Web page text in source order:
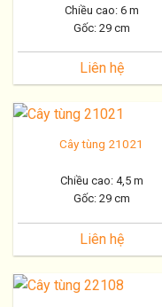
Chiều cao: 6 m
Gốc: 29 cm
Liên hệ
Cây tùng 21021
Chiều cao: 4,5 m
Gốc: 29 cm
Liên hệ